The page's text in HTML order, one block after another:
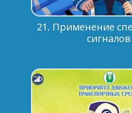
21. Применение
сигналов